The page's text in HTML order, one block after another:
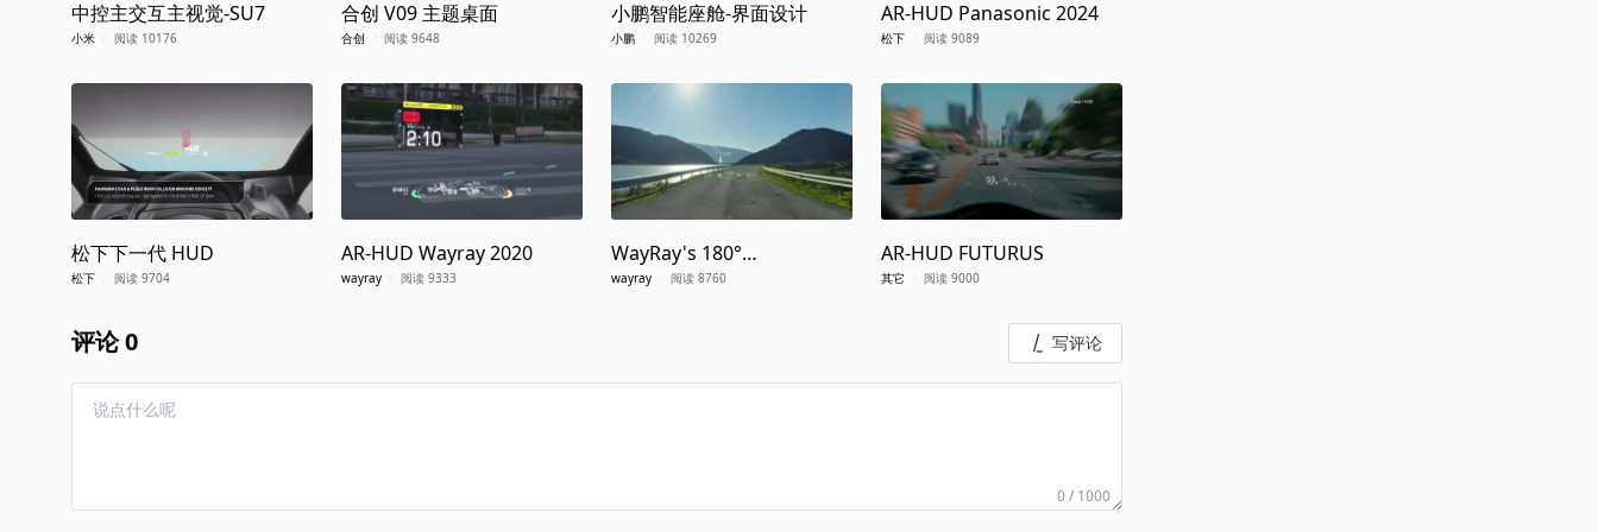
中控主交互主视觉-SU7
小米 阅读 10176
合创 V09 主题桌面
合创 阅读 9648
小鹏智能座舱-界面设计
小鹏 阅读 10269
AR-HUD Panasonic 2024
松下 阅读 9089
松下下一代 HUD
松下 阅读 9704
AR-HUD Wayray 2020
wayray 阅读 9333
WayRay's 180°
Holographic AR UX
wayray 阅读 8760
AR-HUD FUTURUS
其它 阅读 9000
评论 0 写评论
0 / 1000